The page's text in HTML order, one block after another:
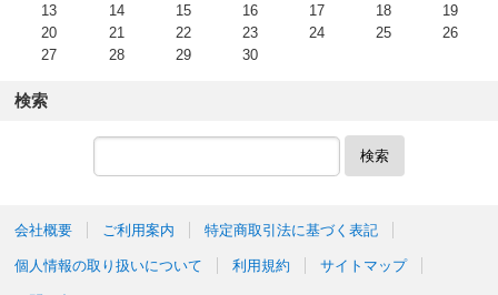
13
14 15 16 17 18
19
20
21 22 23 24 25
26
27
28 29 30
検索
検索
会社概要 ご利用案内 特定商取引法に基づく表記
個人情報の取り扱いについて 利用規約 サイトマップ